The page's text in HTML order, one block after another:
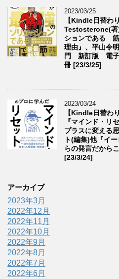
2023/03/25
【Kindle日替わ
Testosterone(著
ションである 筋
理由』、平山令
門 新訂版 電子
冊 [23/3/25]
2023/03/24
【Kindle日替わ
『マインド・
プラスに変える
ト(編集)他『イ
らの発言だから
[23/3/24]
アーカイブ
2023年3月
2022年12月
2022年11月
2022年10月
2022年9月
2022年8月
2022年7月
2022年6月